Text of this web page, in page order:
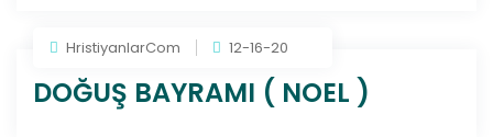
HristiyanlarCom 12-16-20
DOĞUŞ BAYRAMI ( NOEL )